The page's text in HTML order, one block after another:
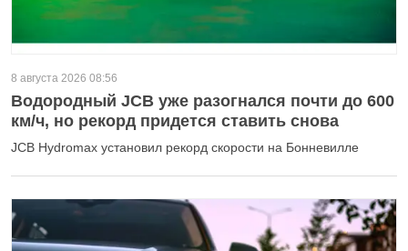
8 августа 2026 08:56
Водородный JCB уже разогнался почти до 600
км/ч, но рекорд придется ставить снова
JCB Hydromax установил рекорд скорости на Бонневилле